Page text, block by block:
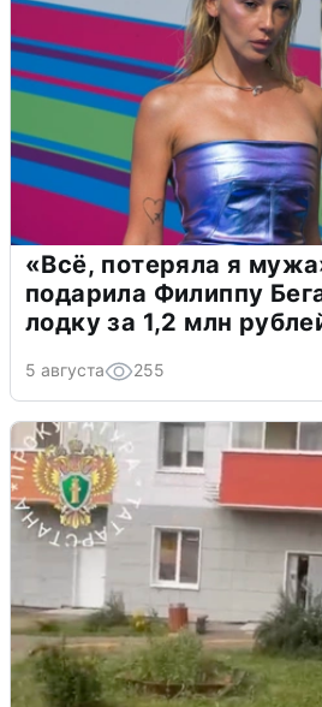
«Всё, потеряла я
подарила Филиппу
лодку за 1,2 млн
5 августа 255